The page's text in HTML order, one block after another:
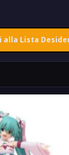
alla Lista